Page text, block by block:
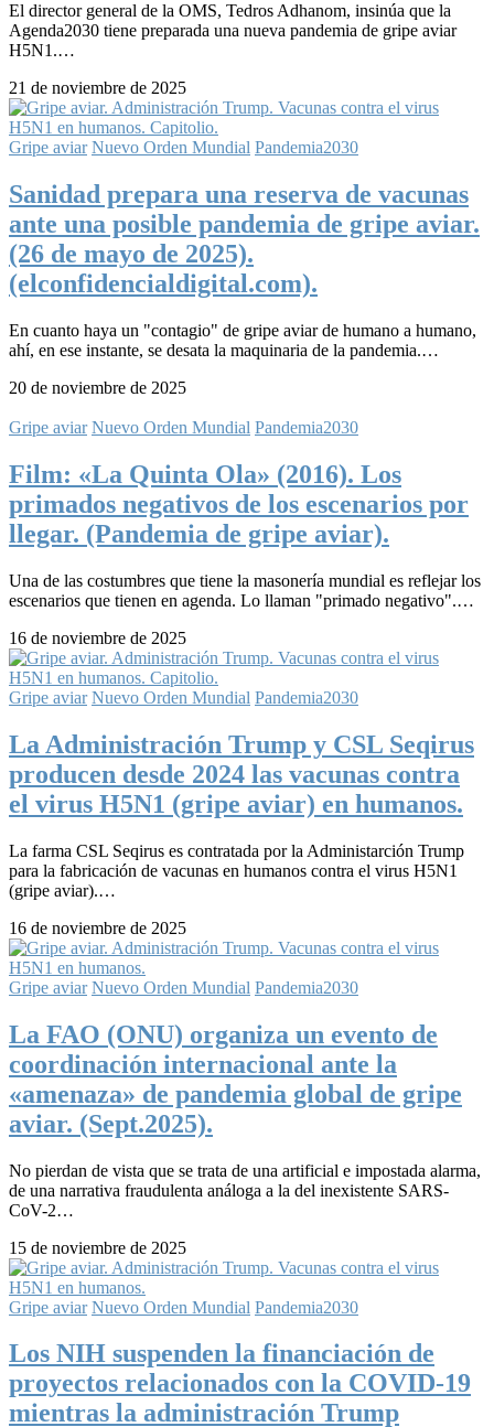
El director general de la OMS, Tedros Adhanom, insinúa que la
Agenda2030 tiene preparada una nueva pandemia de gripe aviar
H5N1.…
21 de noviembre de 2025
Gripe aviar Nuevo Orden Mundial Pandemia2030
Sanidad prepara una reserva de vacunas
ante una posible pandemia de gripe aviar.
(26 de mayo de 2025).
(elconfidencialdigital.com).
En cuanto haya un "contagio" de gripe aviar de humano a humano,
ahí, en ese instante, se desata la maquinaria de la pandemia.…
20 de noviembre de 2025
Gripe aviar Nuevo Orden Mundial Pandemia2030
Film: «La Quinta Ola» (2016). Los
primados negativos de los escenarios por
llegar. (Pandemia de gripe aviar).
Una de las costumbres que tiene la masonería mundial es reflejar los
escenarios que tienen en agenda. Lo llaman "primado negativo".…
16 de noviembre de 2025
Gripe aviar Nuevo Orden Mundial Pandemia2030
La Administración Trump y CSL Seqirus
producen desde 2024 las vacunas contra
el virus H5N1 (gripe aviar) en humanos.
La farma CSL Seqirus es contratada por la Administarción Trump
para la fabricación de vacunas en humanos contra el virus H5N1
(gripe aviar).…
16 de noviembre de 2025
Gripe aviar Nuevo Orden Mundial Pandemia2030
La FAO (ONU) organiza un evento de
coordinación internacional ante la
«amenaza» de pandemia global de gripe
aviar. (Sept.2025).
No pierdan de vista que se trata de una artificial e impostada alarma,
de una narrativa fraudulenta análoga a la del inexistente SARS-
CoV-2…
15 de noviembre de 2025
Gripe aviar Nuevo Orden Mundial Pandemia2030
Los NIH suspenden la financiación de
proyectos relacionados con la COVID-19
mientras la administración Trump